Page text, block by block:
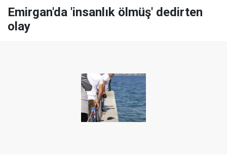
Emirgan'da 'insanlık ölmüş' dedirten
olay